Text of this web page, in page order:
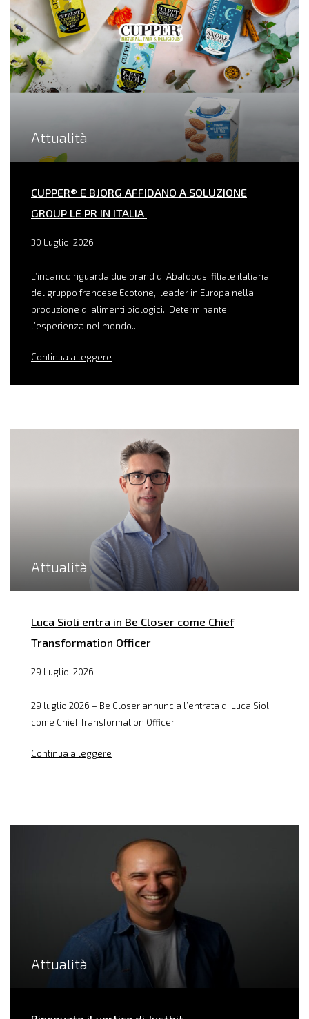
Attualità
CUPPER® E BJORG AFFIDANO A SOLUZIONE
GROUP LE PR IN ITALIA
30 Luglio, 2026
L’incarico riguarda due brand di Abafoods, filiale italiana
del gruppo francese Ecotone, leader in Europa nella
produzione di alimenti biologici. Determinante
l’esperienza nel mondo...
Continua a leggere
Attualità
Luca Sioli entra in Be Closer come Chief
Transformation Officer
29 Luglio, 2026
29 luglio 2026 – Be Closer annuncia l’entrata di Luca Sioli
come Chief Transformation Officer...
Continua a leggere
Attualità